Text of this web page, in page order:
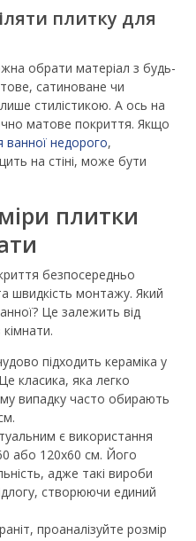
плитку для
обрати матеріал з будь-
сатиноване чи
стилістикою. А ось на
матове покриття. Якщо
ванної недорого,
на стіні, може бути
плитки
безпосередньо
швидкість монтажу. Який
Це залежить від
підходить кераміка у
класика, яка легко
випадку часто обирають
є використання
або 120х60 см. Його
адже такі вироби
створюючи единий
проаналізуйте розмір